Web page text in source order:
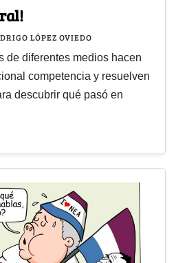
LÓPEZ OVIEDO
de diferentes medios hacen
competencia y resuelven
descubrir qué pasó en